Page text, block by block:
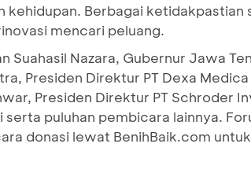
Berbagai ketidakpastian
mencari peluang.
Suahasil Nazara, Gubernur Jawa
Presiden Direktur PT Dexa
Presiden Direktur PT Schroder
puluhan pembicara lainnya.
donasi lewat BenihBaik.com untuk